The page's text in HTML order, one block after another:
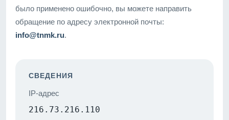
было применено ошибочно, вы можете направить
обращение по адресу электронной почты:
info@tnmk.ru.
СВЕДЕНИЯ
IP-адрес
216.73.216.110